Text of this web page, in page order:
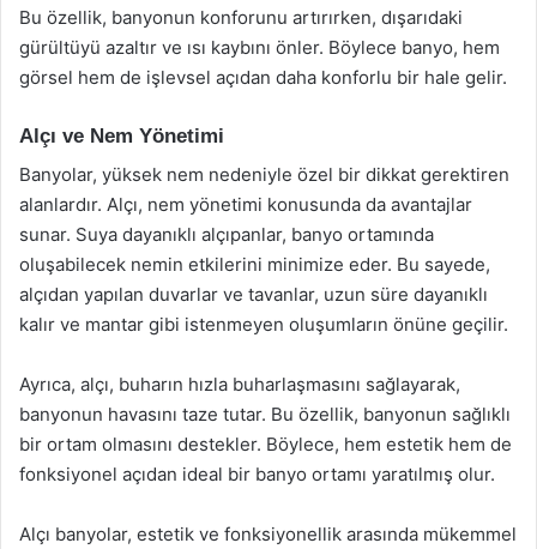
Bu özellik, banyonun konforunu artırırken, dışarıdaki
gürültüyü azaltır ve ısı kaybını önler. Böylece banyo, hem
görsel hem de işlevsel açıdan daha konforlu bir hale gelir.
Alçı ve Nem Yönetimi
Banyolar, yüksek nem nedeniyle özel bir dikkat gerektiren
alanlardır. Alçı, nem yönetimi konusunda da avantajlar
sunar. Suya dayanıklı alçıpanlar, banyo ortamında
oluşabilecek nemin etkilerini minimize eder. Bu sayede,
alçıdan yapılan duvarlar ve tavanlar, uzun süre dayanıklı
kalır ve mantar gibi istenmeyen oluşumların önüne geçilir.
Ayrıca, alçı, buharın hızla buharlaşmasını sağlayarak,
banyonun havasını taze tutar. Bu özellik, banyonun sağlıklı
bir ortam olmasını destekler. Böylece, hem estetik hem de
fonksiyonel açıdan ideal bir banyo ortamı yaratılmış olur.
Alçı banyolar, estetik ve fonksiyonellik arasında mükemmel